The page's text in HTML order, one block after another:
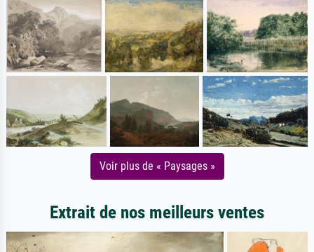
Voir plus de « Paysages »
Extrait de nos meilleurs ventes